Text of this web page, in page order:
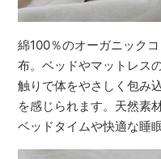
綿100％のオーガニック
布。ベッドやマットレス
触りで体をやさしく包み
を感じられます。天然素
ベッドタイムや快適な睡